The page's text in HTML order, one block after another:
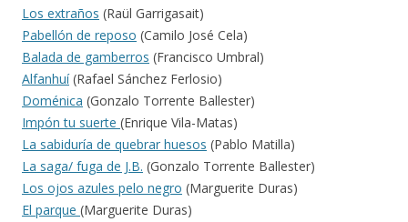
Los extraños (Raül Garrigasait)
Pabellón de reposo (Camilo José Cela)
Balada de gamberros (Francisco Umbral)
Alfanhuí(Rafael Sánchez Ferlosio)
Doménica (Gonzalo Torrente Ballester)
Impón tu suerte (Enrique Vila-Matas)
La sabiduría de quebrar huesos (Pablo Matilla)
La saga/ fuga de J.B. (Gonzalo Torrente Ballester)
Los ojos azules pelo negro (Marguerite Duras)
El parque (Marguerite Duras)